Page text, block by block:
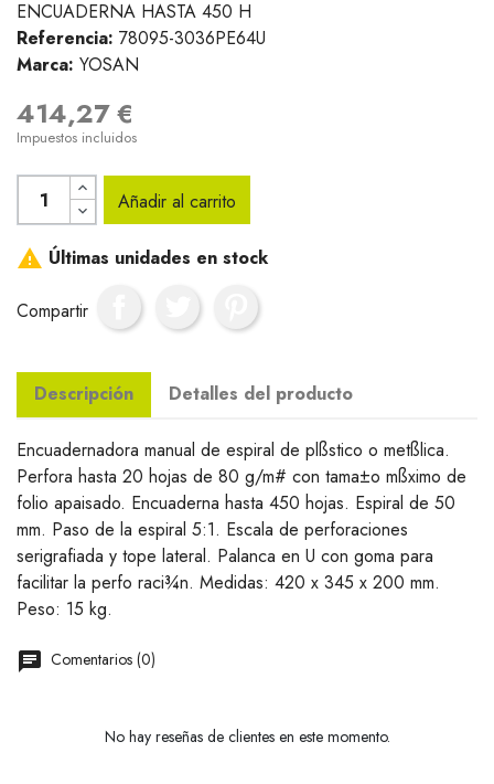
ENCUADERNA HASTA 450 H
Referencia: 78095-3036PE64U
Marca: YOSAN
414,27 €
Impuestos incluidos
Añadir al carrito
 Últimas unidades en stock
Compartir
Descripción Detalles del producto
Encuadernadora manual de espiral de plßstico o metßlica.
Perfora hasta 20 hojas de 80 g/m# con tama±o mßximo de
folio apaisado. Encuaderna hasta 450 hojas. Espiral de 50
mm. Paso de la espiral 5:1. Escala de perforaciones
serigrafiada y tope lateral. Palanca en U con goma para
facilitar la perfo raci¾n. Medidas: 420 x 345 x 200 mm.
Peso: 15 kg.
Comentarios (0)
No hay reseñas de clientes en este momento.